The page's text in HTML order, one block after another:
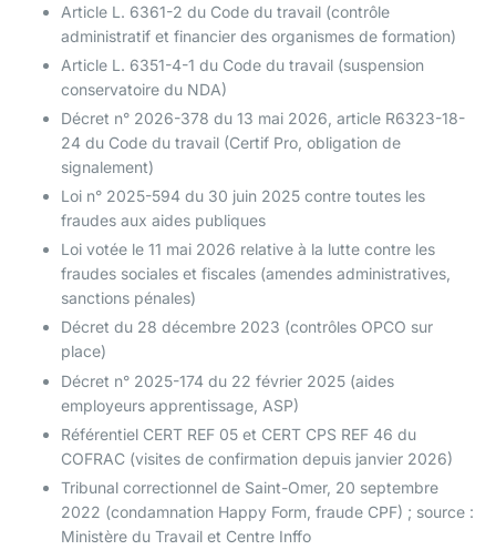
Article L. 6361-2 du Code du travail (contrôle
administratif et financier des organismes de formation)
Article L. 6351-4-1 du Code du travail (suspension
conservatoire du NDA)
Décret n° 2026-378 du 13 mai 2026, article R6323-18-
24 du Code du travail (Certif Pro, obligation de
signalement)
Loi n° 2025-594 du 30 juin 2025 contre toutes les
fraudes aux aides publiques
Loi votée le 11 mai 2026 relative à la lutte contre les
fraudes sociales et fiscales (amendes administratives,
sanctions pénales)
Décret du 28 décembre 2023 (contrôles OPCO sur
place)
Décret n° 2025-174 du 22 février 2025 (aides
employeurs apprentissage, ASP)
Référentiel CERT REF 05 et CERT CPS REF 46 du
COFRAC (visites de confirmation depuis janvier 2026)
Tribunal correctionnel de Saint-Omer, 20 septembre
2022 (condamnation Happy Form, fraude CPF) ; source :
Ministère du Travail et Centre Inffo